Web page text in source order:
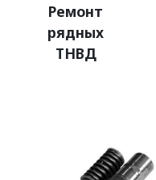
Ремонт
рядных
ТНВД